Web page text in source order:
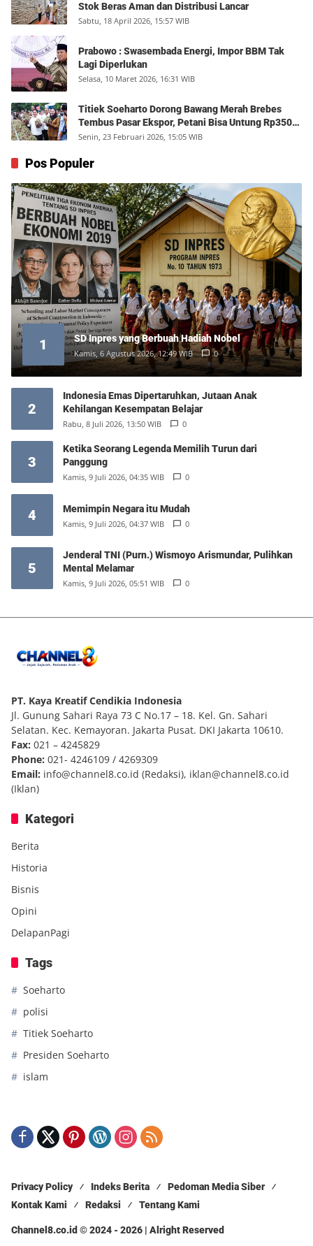
Stok Beras Aman dan Distribusi Lancar
Sabtu, 18 April 2026, 15:57 WIB
Prabowo : Swasembada Energi, Impor BBM Tak
Lagi Diperlukan
Selasa, 10 Maret 2026, 16:31 WIB
Titiek Soeharto Dorong Bawang Merah Brebes
Tembus Pasar Ekspor, Petani Bisa Untung Rp350
Juta per Hektare
Senin, 23 Februari 2026, 15:05 WIB
Pos Populer
1 SD Inpres yang Berbuah Hadiah Nobel
Kamis, 6 Agustus 2026, 12:49 WIB 0
2
Indonesia Emas Dipertaruhkan, Jutaan Anak
Kehilangan Kesempatan Belajar
Rabu, 8 Juli 2026, 13:50 WIB 0
3
Ketika Seorang Legenda Memilih Turun dari
Panggung
Kamis, 9 Juli 2026, 04:35 WIB 0
4 Memimpin Negara itu Mudah
Kamis, 9 Juli 2026, 04:37 WIB 0
5
Jenderal TNI (Purn.) Wismoyo Arismundar, Pulihkan
Mental Melamar
Kamis, 9 Juli 2026, 05:51 WIB 0
PT. Kaya Kreatif Cendikia Indonesia
Jl. Gunung Sahari Raya 73 C No.17 – 18. Kel. Gn. Sahari
Selatan. Kec. Kemayoran. Jakarta Pusat. DKI Jakarta 10610.
Fax: 021 – 4245829
Phone: 021- 4246109 / 4269309
Email: info@channel8.co.id (Redaksi), iklan@channel8.co.id
(Iklan)
Kategori
Berita
Historia
Bisnis
Opini
DelapanPagi
Tags
Soeharto
polisi
Titiek Soeharto
Presiden Soeharto
islam
Privacy Policy Indeks Berita
Pedoman Media Siber
Kontak Kami
Redaksi Tentang Kami
Channel8.co.id © 2024 - 2026 | Alright Reserved